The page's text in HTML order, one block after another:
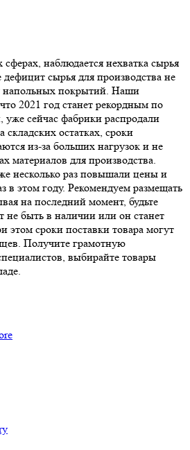
наблюдается нехватка сырья
дефицит сырья для производства не
напольных покрытий. Наши
2021 год станет рекордным по
сейчас фабрики распродали
остатках, сроки
из-за больших нагрузок и не
материалов для производства.
несколько раз повышали цены и
в этом году. Рекомендуем размещать
на последний момент, будьте
не быть в наличии или он станет
этом сроки поставки товара могут
Получите грамотную
выбирайте товары